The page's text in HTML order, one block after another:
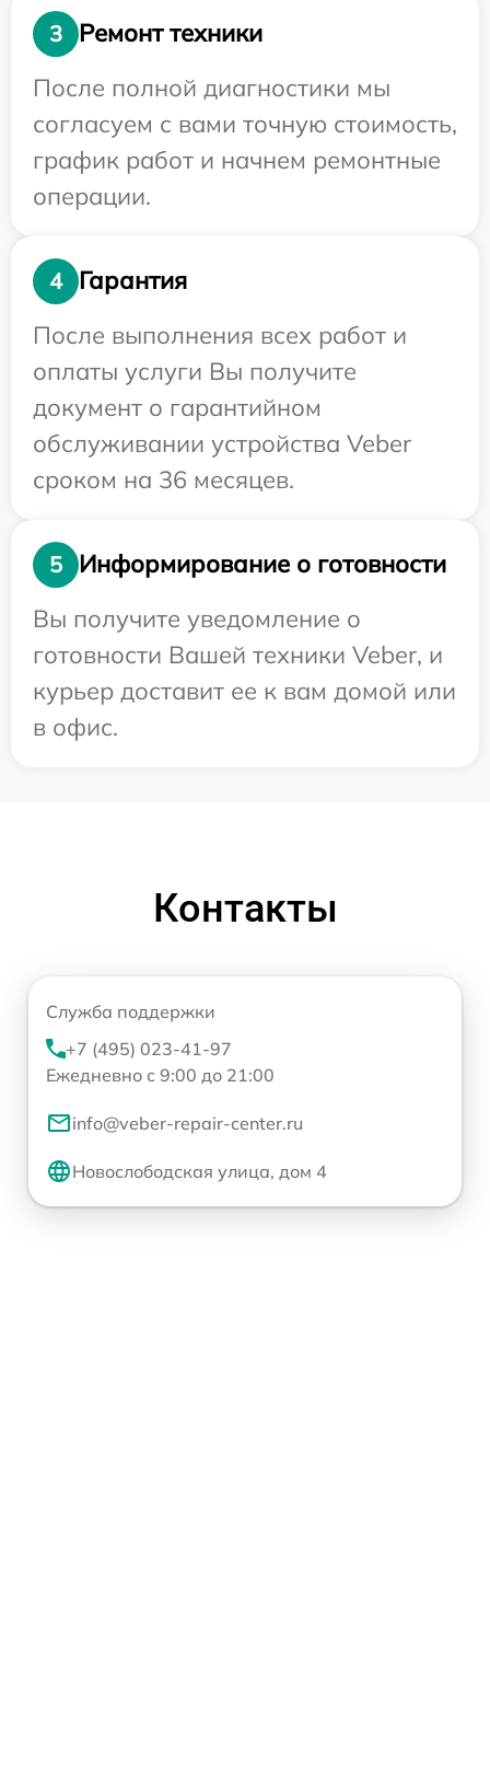
3
Ремонт техники
После полной диагностики мы
согласуем с вами точную стоимость,
график работ и начнем ремонтные
операции.
4
Гарантия
После выполнения всех работ и
оплаты услуги Вы получите
документ о гарантийном
обслуживании устройства Veber
сроком на 36 месяцев.
5
Информирование о готовности
Вы получите уведомление о
готовности Вашей техники Veber, и
курьер доставит ее к вам домой или
в офис.
Контакты
Служба поддержки
+7 (495) 023-41-97
Ежедневно с 9:00 до 21:00
info@veber-repair-center.ru
Новослободская улица, дом 4